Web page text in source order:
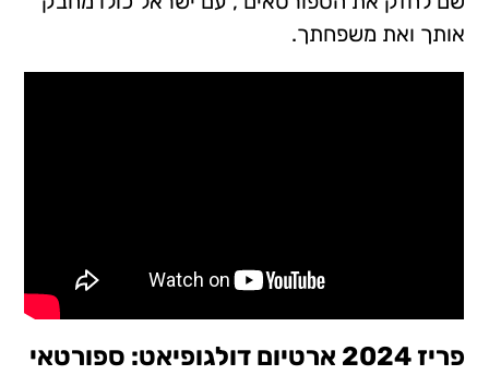
אותך ואת משפחתך.
פריז 2024 ארטיום דולגופיאט: ספורטאי